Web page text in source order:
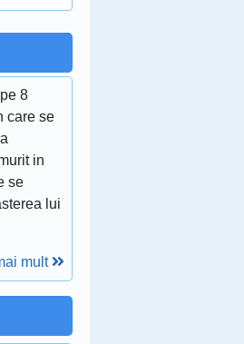
8
care se
in
se
lui
mult